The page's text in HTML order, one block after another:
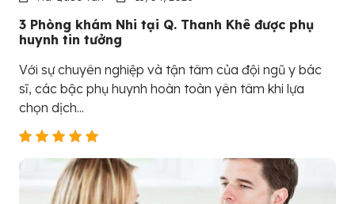
3 Phòng khám Nhi tại Q. Thanh Khê được phụ
huynh tin tưởng
Với sự chuyên nghiệp và tận tâm của đội ngũ y bác
sĩ, các bậc phụ huynh hoàn toàn yên tâm khi lựa
chọn dịch...